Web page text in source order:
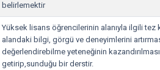
belirlemektir
Yüksek lisans öğrencilerinin alanıyla ilgili tez
alandaki bilgi, görgü ve deneyimlerini
değerlendirebilme yeteneğinin
getirip,sunduğu bir derstir.